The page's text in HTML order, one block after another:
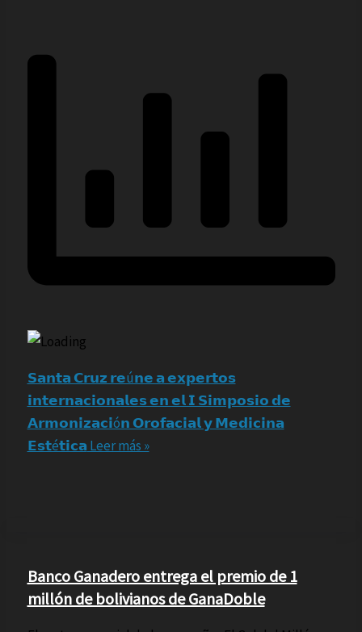
𝗦𝗮𝗻𝘁𝗮 𝗖𝗿𝘂𝘇 𝗿𝗲ú𝗻𝗲 𝗮 𝗲𝘅𝗽𝗲𝗿𝘁𝗼𝘀
𝗶𝗻𝘁𝗲𝗿𝗻𝗮𝗰𝗶𝗼𝗻𝗮𝗹𝗲𝘀 𝗲𝗻 𝗲𝗹 𝗜 𝗦𝗶𝗺𝗽𝗼𝘀𝗶𝗼 𝗱𝗲
𝗔𝗿𝗺𝗼𝗻𝗶𝘇𝗮𝗰𝗶ó𝗻 𝗢𝗿𝗼𝗳𝗮𝗰𝗶𝗮𝗹 𝘆 𝗠𝗲𝗱𝗶𝗰𝗶𝗻𝗮
𝗘𝘀𝘁é𝘁𝗶𝗰𝗮 Leer más »
Banco Ganadero entrega el premio de 1
millón de bolivianos de GanaDoble